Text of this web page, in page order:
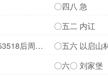
〇四八 急
〇五二 内讧
后周小
〇五六 以启山
〇六〇 刘家堡